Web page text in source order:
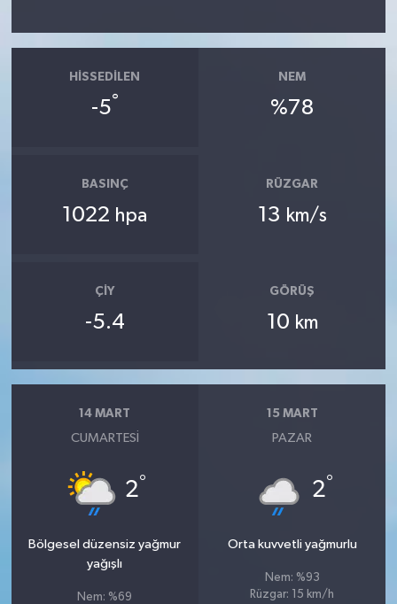
HISSEDILEN
-5°
NEM
%78
BASINÇ
1022 hpa
RÜZGAR
13 km/s
ÇIY
-5.4
GÖRÜŞ
10 km
14 MART
CUMARTESI
2°
Bölgesel düzensiz yağmur
yağışlı
Nem: %69
15 MART
PAZAR
2°
Orta kuvvetli yağmurlu
Nem: %93
Rüzgar: 15 km/h